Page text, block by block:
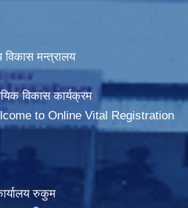
विकास मन्त्रालय
विकास कार्यक्रम
to Online Vital Registration
रुकुम